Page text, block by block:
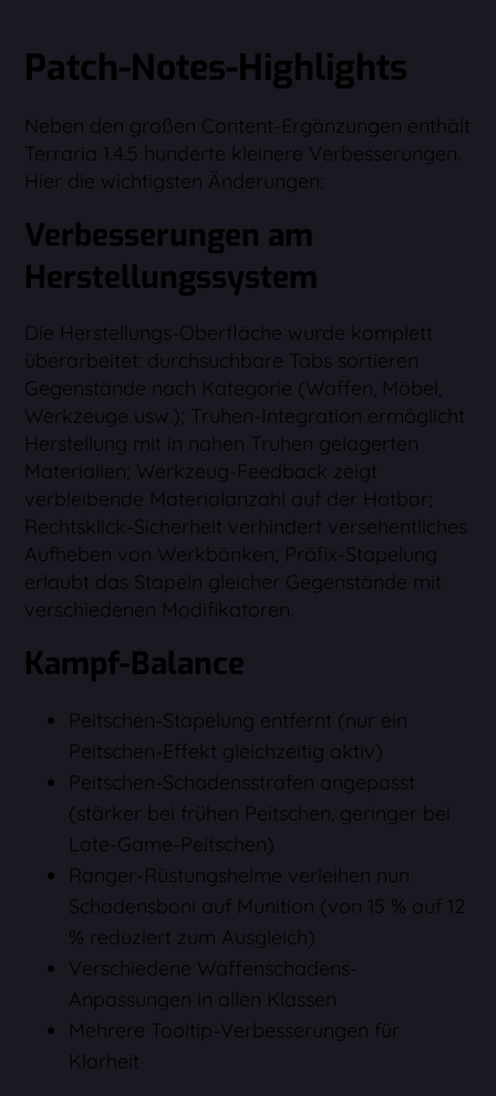
Patch-Notes-Highlights
Neben den großen Content-Ergänzungen enthält
Terraria 1.4.5 hunderte kleinere Verbesserungen.
Hier die wichtigsten Änderungen:
Verbesserungen am
Herstellungssystem
Die Herstellungs-Oberfläche wurde komplett
überarbeitet: durchsuchbare Tabs sortieren
Gegenstände nach Kategorie (Waffen, Möbel,
Werkzeuge usw.); Truhen-Integration ermöglicht
Herstellung mit in nahen Truhen gelagerten
Materialien; Werkzeug-Feedback zeigt
verbleibende Materialanzahl auf der Hotbar;
Rechtsklick-Sicherheit verhindert versehentliches
Aufheben von Werkbänken; Präfix-Stapelung
erlaubt das Stapeln gleicher Gegenstände mit
verschiedenen Modifikatoren.
Kampf-Balance
Peitschen-Stapelung entfernt (nur ein
Peitschen-Effekt gleichzeitig aktiv)
Peitschen-Schadensstrafen angepasst
(stärker bei frühen Peitschen, geringer bei
Late-Game-Peitschen)
Ranger-Rüstungshelme verleihen nun
Schadensboni auf Munition (von 15 % auf 12
% reduziert zum Ausgleich)
Verschiedene Waffenschadens-
Anpassungen in allen Klassen
Mehrere Tooltip-Verbesserungen für
Klarheit